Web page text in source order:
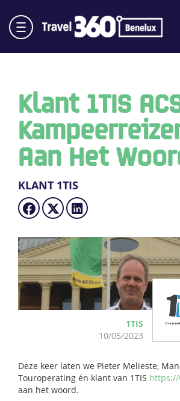
Klant 1TIS
Aan Het
KLANT 1TIS
1TIS
10/05/2023
Deze keer laten we Pieter Melieste,
Touroperating én klant van 1TIS
aan het woord.